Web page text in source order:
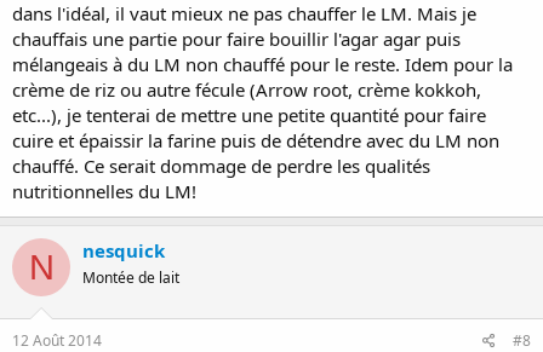
dans l'idéal, il vaut mieux ne pas chauffer le LM. Mais je
chauffais une partie pour faire bouillir l'agar agar puis
mélangeais à du LM non chauffé pour le reste. Idem pour la
crème de riz ou autre fécule (Arrow root, crème kokkoh,
etc...), je tenterai de mettre une petite quantité pour faire
cuire et épaissir la farine puis de détendre avec du LM non
chauffé. Ce serait dommage de perdre les qualités
nutritionnelles du LM!
N nesquick
Montée de lait
12 Août 2014 #8